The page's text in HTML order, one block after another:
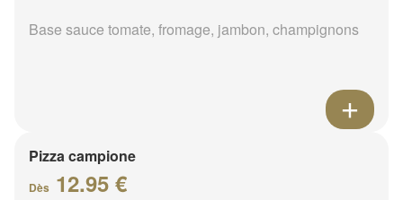
Base sauce tomate, fromage, jambon, champignons
Pizza campione
Dès 12.95 €